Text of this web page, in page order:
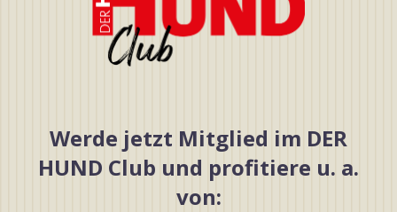
Werde jetzt Mitglied im DER
HUND Club und profitiere u. a.
von: